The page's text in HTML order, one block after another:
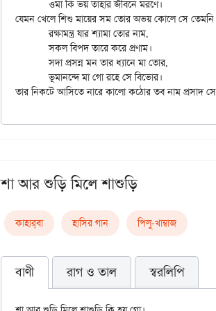
যেমন খেলে শিশু মায়ের সম তোর অভয় কোলে সে তেমনি
	রক্ষামন্ত্র যার শ্যামা তোর নাম,
	সকল বিপদ তারে করে প্রণাম।
	সদা প্রসন্ন মন তার ধ্যানে মা তোর,
	ভূমানন্দে মা গো রহে সে বিভোর।
শা আর শুড়ি মিলে শাশুড়ি
কাহার্‌বা হাসির গান পিলু-খাম্বাজ
বাণী রাগ ও তাল স্বরলিপি